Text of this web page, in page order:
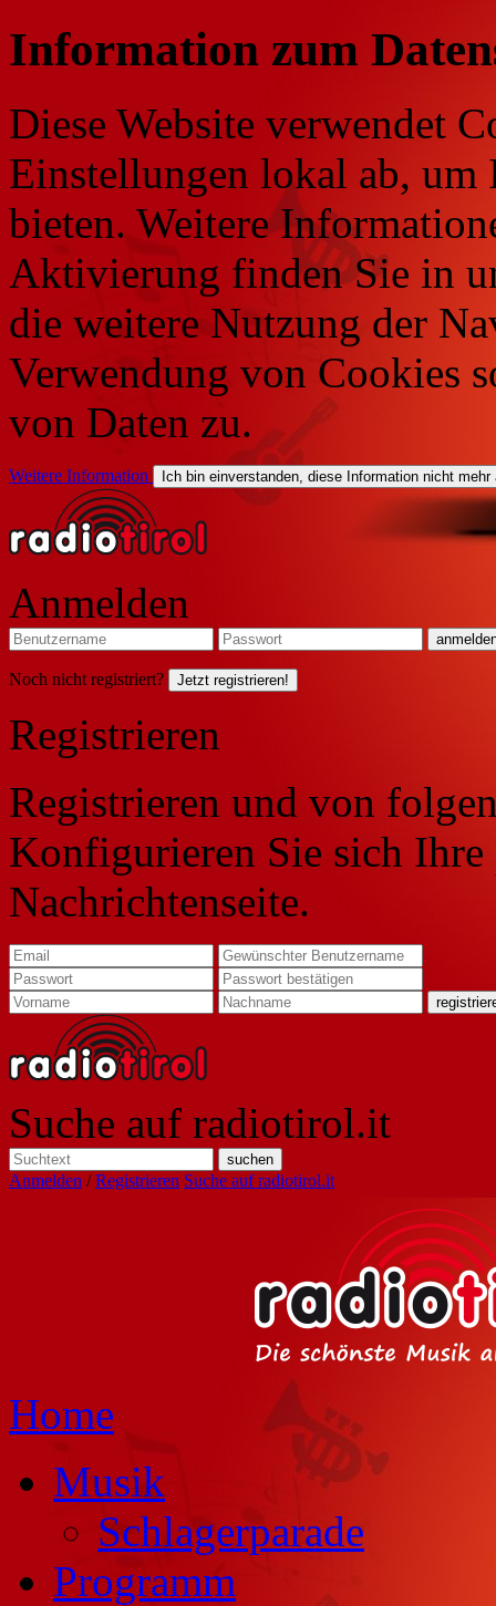
Information zum
Diese Website verwendet
Einstellungen lokal ab, um
bieten. Weitere
Aktivierung finden Sie in
die weitere Nutzung der
Verwendung von Cookies
von Daten zu.
Weitere Information Ich bin einverstanden, diese Information nicht mehr
Anmelden
Noch nicht registriert? Jetzt registrieren!
Registrieren
Registrieren und von
Konfigurieren Sie sich
Nachrichtenseite.
Suche auf radiotirol.it
Anmelden /Registrieren Suche auf radiotirol.it
Home
Musik
Schlagerparade
Programm